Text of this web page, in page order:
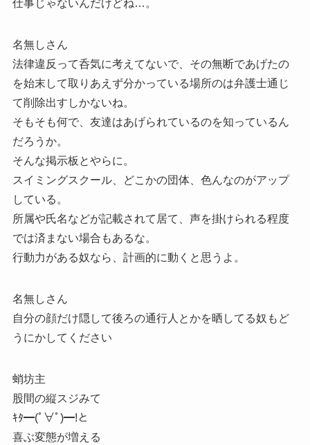
仕事じゃないんだけどね…。
名無しさん
法律違反って呑気に考えてないで、その無断であげたの
を始末して取りあえず分かっている場所のは弁護士通じ
て削除出すしかないね。
そもそも何で、友達はあげられているのを知っているん
だろうか。
そんな掲示板とやらに。
スイミングスクール、どこかの団体、色んなのがアップ
している。
所属や氏名などが記載されて居て、声を掛けられる程度
では済まない場合もあるな。
行動力がある奴なら、計画的に動くと思うよ。
名無しさん
自分の顔だけ隠して後ろの通行人とかを晒してる奴もど
うにかしてください
蛸坊主
股間の縦スジみて
ｷﾀ━(ﾟ∀ﾟ)━!と
喜ぶ変態が増える